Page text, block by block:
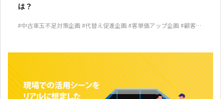
は？
#中古車玉不足対策企画 #代替え促進企画 #客単価アップ企画 #顧客囲